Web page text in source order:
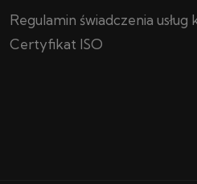
Regulamin świadczenia
Certyfikat ISO